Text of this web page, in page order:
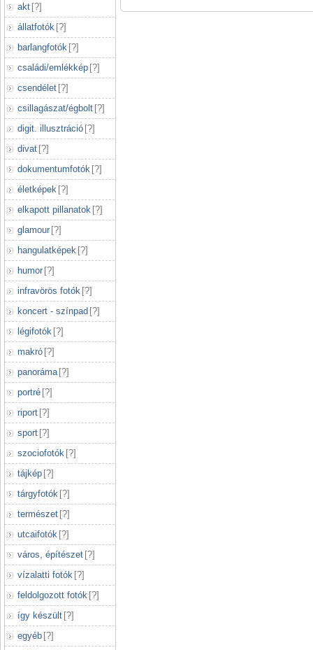
akt [?]
állatfotók [?]
barlangfotók [?]
családi/emlékkép [?]
csendélet [?]
csillagászat/égbolt [?]
digit. illusztráció [?]
divat [?]
dokumentumfotók [?]
életképek [?]
elkapott pillanatok [?]
glamour [?]
hangulatképek [?]
humor [?]
infravörös fotók [?]
koncert - színpad [?]
légifotók [?]
makró [?]
panoráma [?]
portré [?]
riport [?]
sport [?]
szociofotók [?]
tájkép [?]
tárgyfotók [?]
természet [?]
utcaifotók [?]
város, építészet [?]
vízalatti fotók [?]
feldolgozott fotók [?]
így készült [?]
egyéb [?]